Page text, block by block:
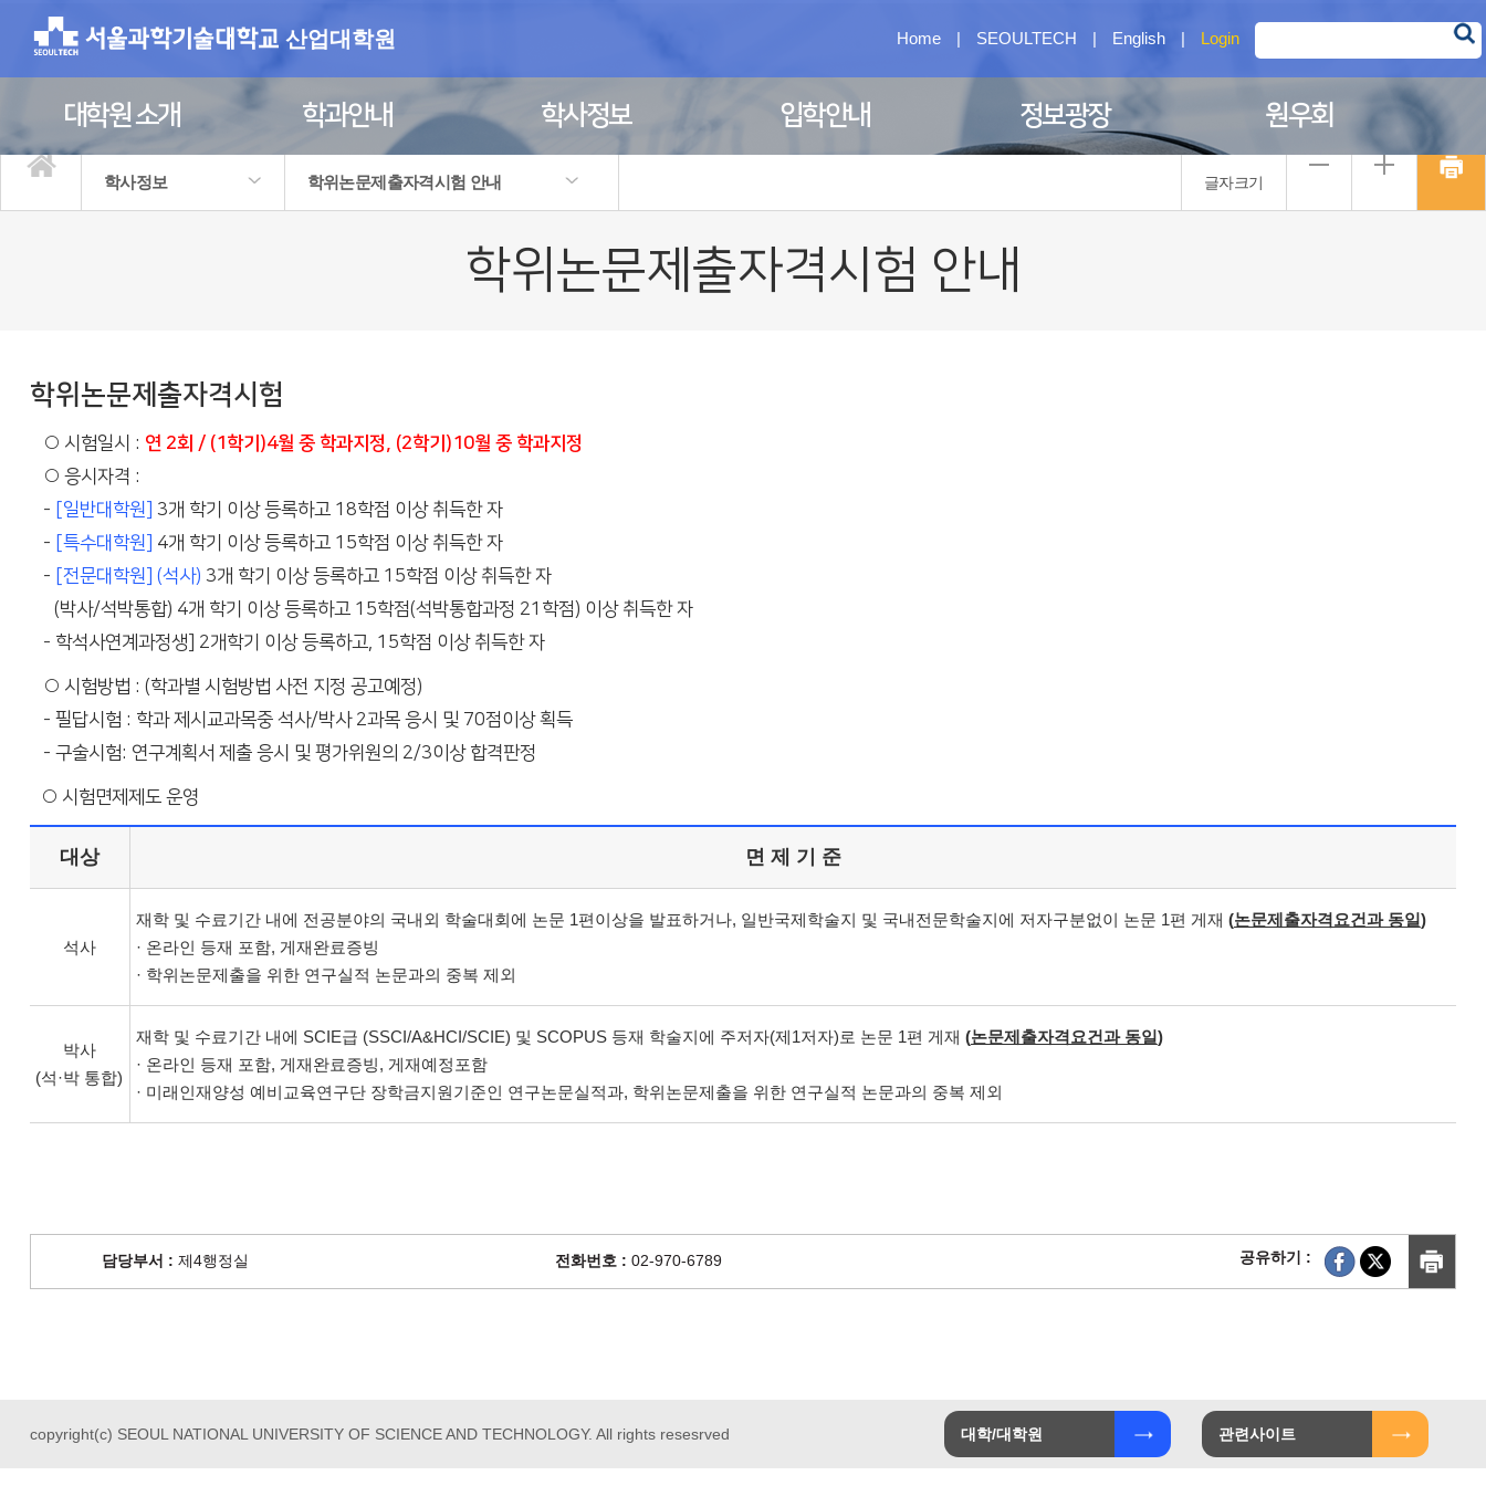
산업대학원 Home SEOULTECH English Login
대학원 소개 학과안내 학사정보 입학안내 정보광장 원우회
학사정보
대학원 소개
학과안내
학사정보
입학안내
정보광장
원우회
학위논문제출자격시험 안내
학사일정
대학원학사
수강신청 안내
장학제도 안내
학위과정 이수안내
학위논문제출자격시험 안내
대학원생 권리장전
글자크기
학위논문제출자격시험 안내
학위논문제출자격시험
○ 시험일시 : 연 2회 / (1학기)4월 중 학과지정, (2학기)10월 중 학과지정
○ 응시자격 :
- [일반대학원] 3개 학기 이상 등록하고 18학점 이상 취득한 자
- [특수대학원] 4개 학기 이상 등록하고 15학점 이상 취득한 자
- [전문대학원] (석사) 3개 학기 이상 등록하고 15학점 이상 취득한 자
(박사/석박통합) 4개 학기 이상 등록하고 15학점(석박통합과정 21학점) 이상 취득한 자
- 학석사연계과정생] 2개학기 이상 등록하고, 15학점 이상 취득한 자
○ 시험방법 : (학과별 시험방법 사전 지정 공고예정)
- 필답시험 : 학과 제시교과목중 석사/박사 2과목 응시 및 70점이상 획득
- 구술시험: 연구계획서 제출 응시 및 평가위원의 2/3이상 합격판정
○ 시험면제제도 운영
대상 면 제 기 준
석사
재학 및 수료기간 내에 전공분야의 국내외 학술대회에 논문 1편이상을 발표하거나, 일반국제학술지 및 국내전문학술지에 저자구분없이 논문 1편 게재 (논문제출자격요건과 동일)
· 온라인 등재 포함, 게재완료증빙
· 학위논문제출을 위한 연구실적 논문과의 중복 제외
박사
(석·박 통합)
재학 및 수료기간 내에 SCIE급 (SSCI/A&HCI/SCIE) 및 SCOPUS 등재 학술지에 주저자(제1저자)로 논문 1편 게재 (논문제출자격요건과 동일)
· 온라인 등재 포함, 게재완료증빙, 게재예정포함
· 미래인재양성 예비교육연구단 장학금지원기준인 연구논문실적과, 학위논문제출을 위한 연구실적 논문과의 중복 제외
담당부서 : 제4행정실 전화번호 : 02-970-6789 공유하기 :
copyright(c) SEOUL NATIONAL UNIVERSITY OF SCIENCE AND TECHNOLOGY. All rights resesrved 대학/대학원 관련사이트